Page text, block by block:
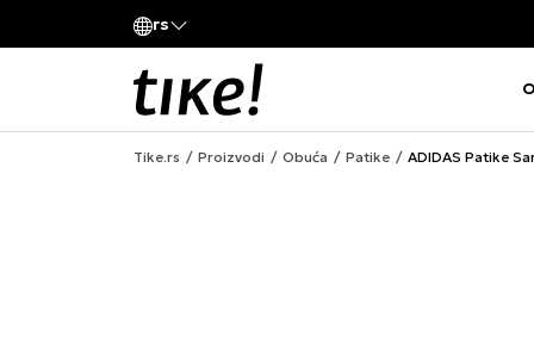
rs
Tike.rs Proizvodi Obuća Patike ADIDAS Patike